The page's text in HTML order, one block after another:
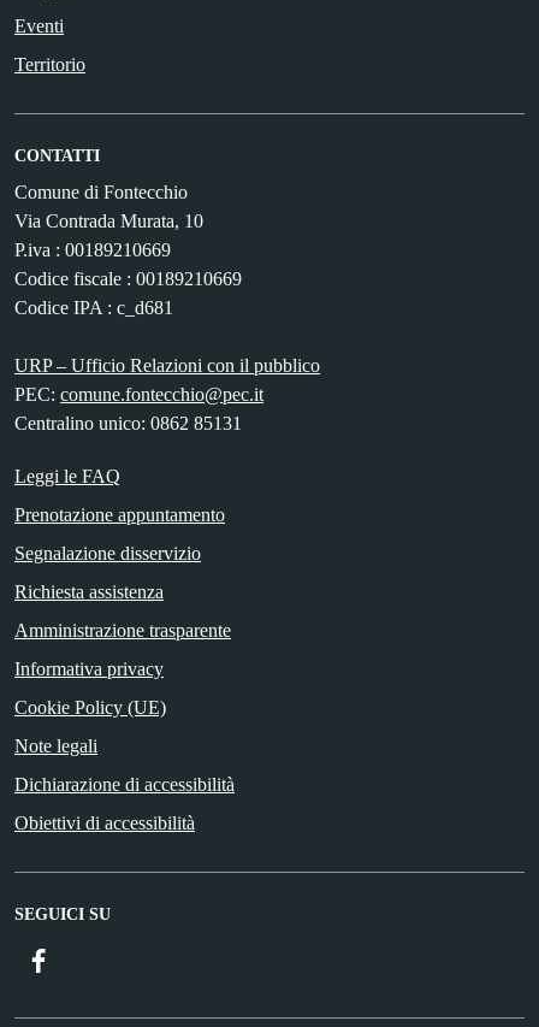
Eventi
Territorio
CONTATTI
Comune di Fontecchio
Via Contrada Murata, 10
P.iva : 00189210669
Codice fiscale : 00189210669
Codice IPA : c_d681
URP – Ufficio Relazioni con il pubblico
PEC: comune.fontecchio@pec.it
Centralino unico: 0862 85131
Leggi le FAQ
Prenotazione appuntamento
Segnalazione disservizio
Richiesta assistenza
Amministrazione trasparente
Informativa privacy
Cookie Policy (UE)
Note legali
Dichiarazione di accessibilità
Obiettivi di accessibilità
SEGUICI SU